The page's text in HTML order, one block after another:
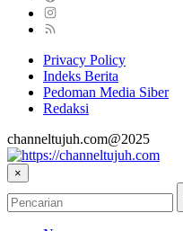
Privacy Policy
Indeks Berita
Pedoman Media Siber
Redaksi
channeltujuh.com@2025
×